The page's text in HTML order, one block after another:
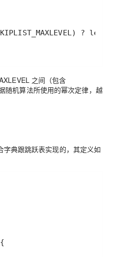
之间（包含
机算法所使用的幂次定律， 越
字典跟跳跃表实现的，其定义如